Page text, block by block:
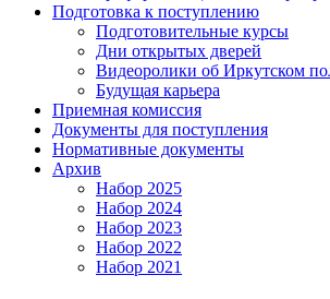
Подготовка к поступлению
Подготовительные курсы
Дни открытых дверей
Видеоролики об Иркутском
Будущая карьера
Приемная комиссия
Документы для поступления
Нормативные документы
Архив
Набор 2025
Набор 2024
Набор 2023
Набор 2022
Набор 2021